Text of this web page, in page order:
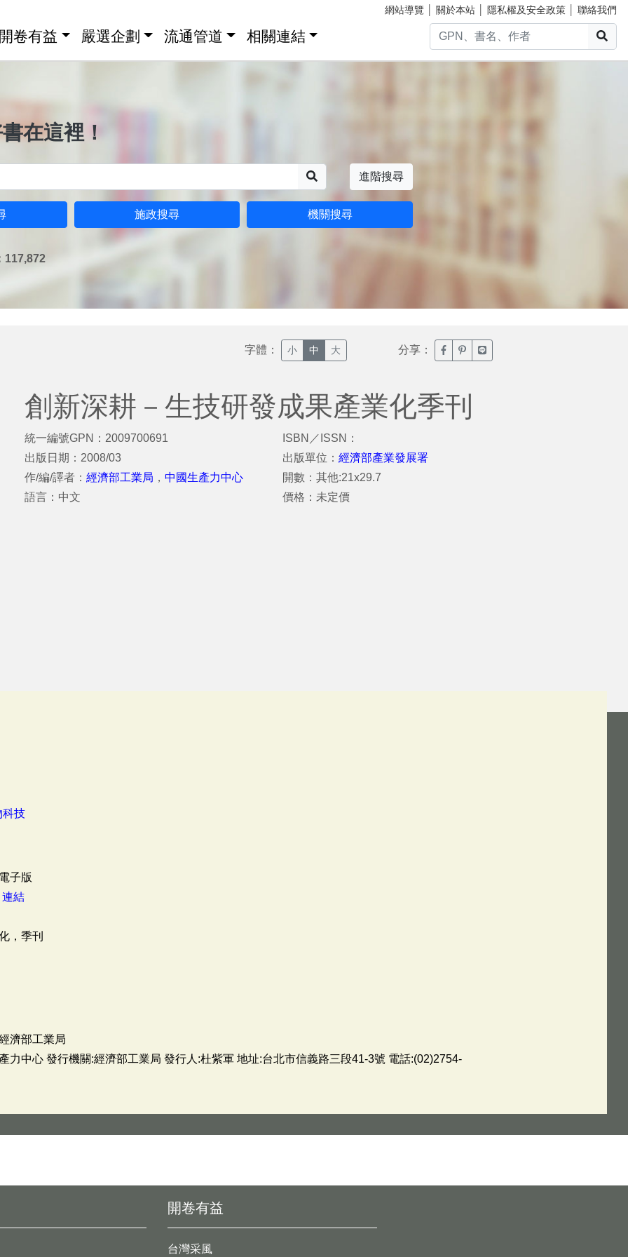
網站導覽 關於本站 隱私權及安全政策 聯絡我們
卷有益 嚴選企劃 流通管道 相關連結
在這裡！
進階搜尋
施政搜尋 機關搜尋
117,872
字體： 小 中 大 分享： 臉書分享(另開新視窗)
噗浪分享(另開新視窗)
Line分享(另開新視窗)
創新深耕－生技研發成果產業化季刊
統一編號GPN：2009700691
出版日期：2008/03
作/編/譯者： 經濟部工業局 ， 中國生產力中心
語言：中文
ISBN／ISSN：
出版單位：經濟部產業發展署
開數：其他:21x29.7
價格：未定價
科技
子版
連結
，季刊
濟部工業局
力中心 發行機關:經濟部工業局 發行人:杜紫軍 地址:台北市信義路三段41-3號 電話:(02)2754-
開卷有益
台灣采風